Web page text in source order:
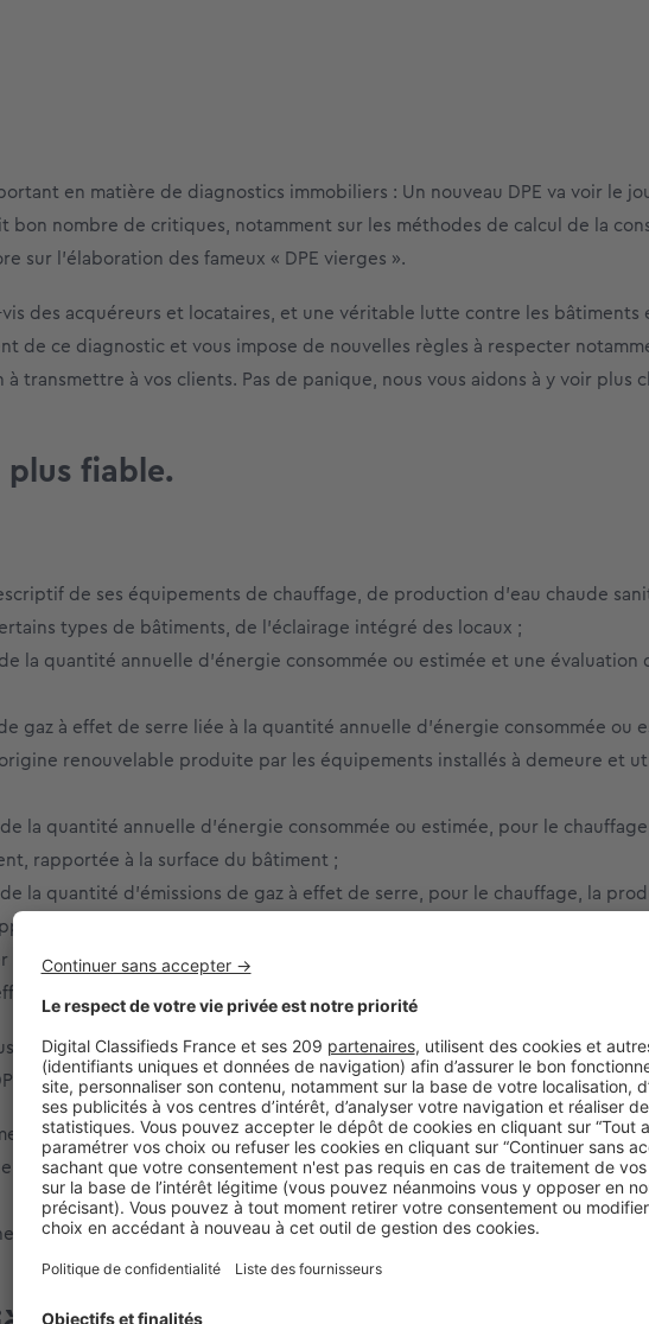
en matière de diagnostics immobiliers : Un nouveau DPE va voir le
bon nombre de critiques, notamment sur les méthodes de calcul de la
sur l’élaboration des fameux « DPE vierges ».
des acquéreurs et locataires, et une véritable lutte contre les bâtiments
de ce diagnostic et vous impose de nouvelles règles à respecter
transmettre à vos clients. Pas de panique, nous vous aidons à y voir plus
fiable.
de ses équipements de chauffage, de production d’eau chaude
types de bâtiments, de l’éclairage intégré des locaux ;
la quantité annuelle d’énergie consommée ou estimée et une évaluation
gaz à effet de serre liée à la quantité annuelle d’énergie consommée ou
renouvelable produite par les équipements installés à demeure et
la quantité annuelle d’énergie consommée ou estimée, pour le
rapportée à la surface du bâtiment ;
la quantité d’émissions de gaz à effet de serre, pour le chauffage, la
à la surface du bâtiment ou de la partie du bâtiment ;
la performance énergétique du bâtiment ou de la partie de bâtiment,
des informations précitées qui seront pour certaines modifiées, divers
rendant son résultat plus fiable, comme, par exemple :
concerné seront prises en compte.
de refroidissement d’eau chaude sanitaire et de ventilation seront eux
cheminée à foyer ouvert sera également présente.